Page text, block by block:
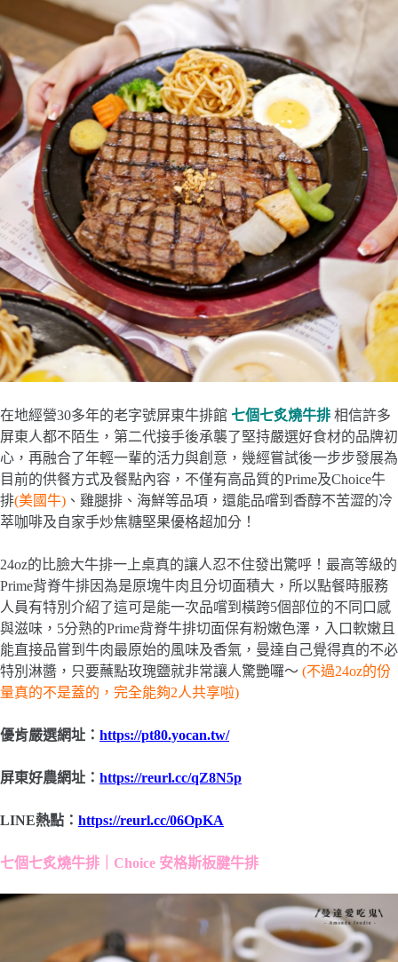
在地經營30多年的老字號屏東牛排館 七個七炙燒牛排 相信許多
屏東人都不陌生，第二代接手後承襲了堅持嚴選好食材的品牌初
心，再融合了年輕一輩的活力與創意，幾經嘗試後一步步發展為
目前的供餐方式及餐點內容，不僅有高品質的Prime及Choice牛
排(美國牛) 、雞腿排、海鮮等品項，還能品嚐到香醇不苦澀的冷
萃咖啡及自家手炒焦糖堅果優格超加分！
24oz的比臉大牛排一上桌真的讓人忍不住發出驚呼！最高等級的
Prime背脊牛排因為是原塊牛肉且分切面積大，所以點餐時服務
人員有特別介紹了這可是能一次品嚐到橫跨5個部位的不同口感
與滋味，5分熟的Prime背脊牛排切面保有粉嫩色澤，入口軟嫩且
能直接品嘗到牛肉最原始的風味及香氣，曼達自己覺得真的不必
特別淋醬，只要蘸點玫瑰鹽就非常讓人驚艷囉～ (不過24oz的份
量真的不是蓋的，完全能夠2人共享啦)
優肯嚴選網址： https://pt80.yocan.tw/
屏東好農網址： https://reurl.cc/qZ8N5p
LINE熱點： https://reurl.cc/06OpKA
七個七炙燒牛排｜Choice 安格斯板腱牛排